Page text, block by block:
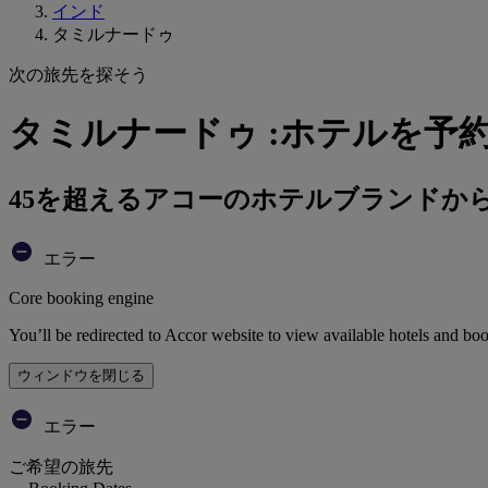
インド
タミルナードゥ
次の旅先を探そう
タミルナードゥ :ホテルを予
45を超えるアコーのホテルブランドか
エラー
Core booking engine
You’ll be redirected to Accor website to view available hotels and
ウィンドウを閉じる
エラー
ご希望の旅先